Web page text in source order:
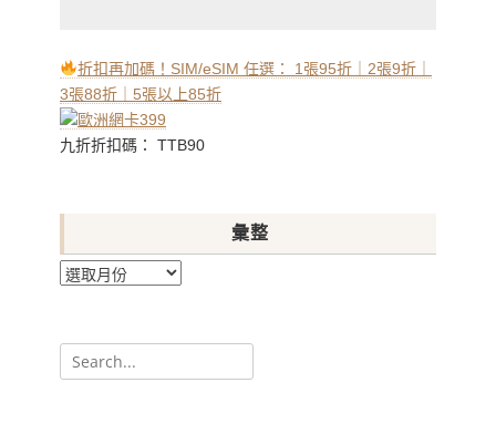
折扣再加碼！SIM/eSIM 任選： 1張95折｜2張9折｜
3張88折｜5張以上85折
九折折扣碼： TTB90
彙整
彙
Search
for: